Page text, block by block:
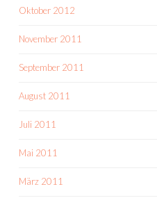
Oktober 2012
November 2011
September 2011
August 2011
Juli 2011
Mai 2011
März 2011